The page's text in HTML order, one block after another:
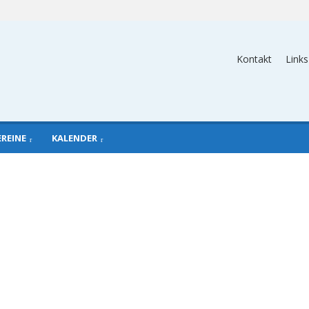
Kontakt Links
KALENDER